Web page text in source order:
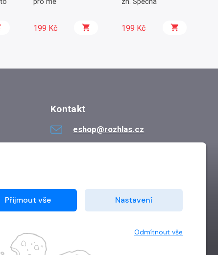
199 Kč 199 Kč
Kontakt
eshop@rozhlas.cz
Přijmout vše Nastavení
Odmítnout vše